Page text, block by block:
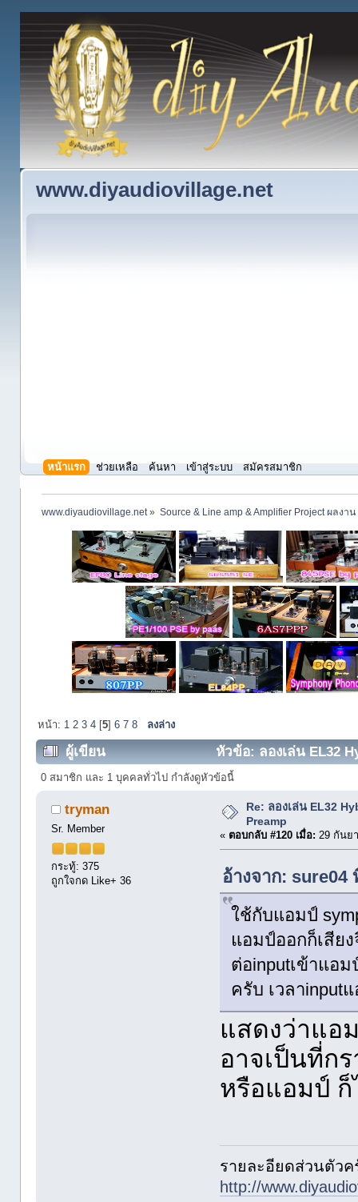
www.diyaudiovillage.net
หน้าแรก ช่วยเหลือ ค้นหา เข้าสู่ระบบ สมัครสมาชิก
www.diyaudiovillage.net» Source & Line amp & Amplifier Project ผลงาน
หน้า: 1 2 3 4 [5]6 7 8 ลงล่าง
ผู้เขียน หัวข้อ: ลองเล่น EL32
0 สมาชิก และ 1 บุคคลทั่วไป กำลังดูหัวข้อนี้
tryman
Sr. Member
กระทู้: 375
ถูกใจกด Like+ 36
Re: ลองเล่น EL32
Preamp
« ตอบกลับ #120 เมื่อ: 29 กันย
อ้างจาก: sure04
ใช้กับแอมป์
แอมป์ออกก็เสีย
ต่อinputเข้าแอม
ครับ เวลาinput
แสดงว่าแอ
อาจเป็นที่ก
หรือแอมป์
รายละอียดส่วนตัวค
http://